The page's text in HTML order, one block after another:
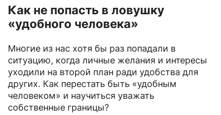
Как не попасть в ловушку
«удобного человека»
Многие из нас хотя бы раз попадали в
ситуацию, когда личные желания и интересы
уходили на второй план ради удобства для
других. Как перестать быть «удобным
человеком» и научиться уважать
собственные границы?